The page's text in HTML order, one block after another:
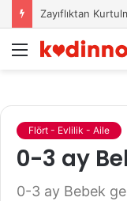
Zayıflıktan
Menü
Flört - Evlilik - Aile
0-3 ay
0-3 ay Bebek